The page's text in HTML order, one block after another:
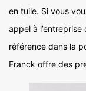
en tuile. Si vous
appel à
référence dans la
Franck offre des